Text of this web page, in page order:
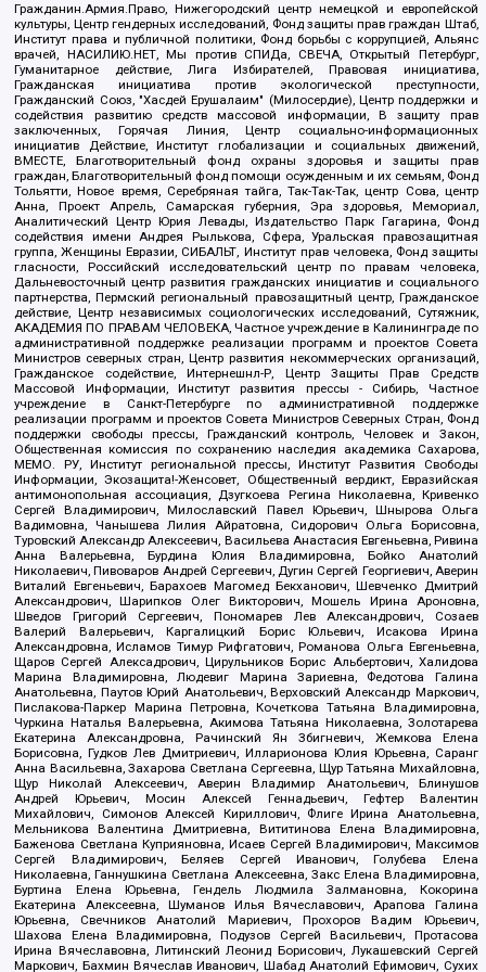
Гражданин.Армия.Право, Нижегородский центр немецкой и европейской
культуры, Центр гендерных исследований, Фонд защиты прав граждан Штаб,
Институт права и публичной политики, Фонд борьбы с коррупцией, Альянс
врачей, НАСИЛИЮ.НЕТ, Мы против СПИДа, СВЕЧА, Открытый Петербург,
Гуманитарное действие, Лига Избирателей, Правовая инициатива,
Гражданская инициатива против экологической преступности,
Гражданский Союз, "Хасдей Ерушалаим" (Милосердие), Центр поддержки и
содействия развитию средств массовой информации, В защиту прав
заключенных, Горячая Линия, Центр социально-информационных
инициатив Действие, Институт глобализации и социальных движений,
ВМЕСТЕ, Благотворительный фонд охраны здоровья и защиты прав
граждан, Благотворительный фонд помощи осужденным и их семьям, Фонд
Тольятти, Новое время, Серебряная тайга, Так-Так-Так, центр Сова, центр
Анна, Проект Апрель, Самарская губерния, Эра здоровья, Мемориал,
Аналитический Центр Юрия Левады, Издательство Парк Гагарина, Фонд
содействия имени Андрея Рылькова, Сфера, Уральская правозащитная
группа, Женщины Евразии, СИБАЛЬТ, Институт прав человека, Фонд защиты
гласности, Российский исследовательский центр по правам человека,
Дальневосточный центр развития гражданских инициатив и социального
партнерства, Пермский региональный правозащитный центр, Гражданское
действие, Центр независимых социологических исследований, Сутяжник,
АКАДЕМИЯ ПО ПРАВАМ ЧЕЛОВЕКА, Частное учреждение в Калининграде по
административной поддержке реализации программ и проектов Совета
Министров северных стран, Центр развития некоммерческих организаций,
Гражданское содействие, Интернешнл-Р, Центр Защиты Прав Средств
Массовой Информации, Институт развития прессы - Сибирь, Частное
учреждение в Санкт-Петербурге по административной поддержке
реализации программ и проектов Совета Министров Северных Стран, Фонд
поддержки свободы прессы, Гражданский контроль, Человек и Закон,
Общественная комиссия по сохранению наследия академика Сахарова,
МЕМО. РУ, Институт региональной прессы, Институт Развития Свободы
Информации, Экозащита!-Женсовет, Общественный вердикт, Евразийская
антимонопольная ассоциация, Дзугкоева Регина Николаевна, Кривенко
Сергей Владимирович, Милославский Павел Юрьевич, Шнырова Ольга
Вадимовна, Чанышева Лилия Айратовна, Сидорович Ольга Борисовна,
Туровский Александр Алексеевич, Васильева Анастасия Евгеньевна, Ривина
Анна Валерьевна, Бурдина Юлия Владимировна, Бойко Анатолий
Николаевич, Пивоваров Андрей Сергеевич, Дугин Сергей Георгиевич, Аверин
Виталий Евгеньевич, Барахоев Магомед Бекханович, Шевченко Дмитрий
Александрович, Шарипков Олег Викторович, Мошель Ирина Ароновна,
Шведов Григорий Сергеевич, Пономарев Лев Александрович, Созаев
Валерий Валерьевич, Каргалицкий Борис Юльевич, Исакова Ирина
Александровна, Исламов Тимур Рифгатович, Романова Ольга Евгеньевна,
Щаров Сергей Алексадрович, Цирульников Борис Альбертович, Халидова
Марина Владимировна, Людевиг Марина Зариевна, Федотова Галина
Анатольевна, Паутов Юрий Анатольевич, Верховский Александр Маркович,
Пислакова-Паркер Марина Петровна, Кочеткова Татьяна Владимировна,
Чуркина Наталья Валерьевна, Акимова Татьяна Николаевна, Золотарева
Екатерина Александровна, Рачинский Ян Збигневич, Жемкова Елена
Борисовна, Гудков Лев Дмитриевич, Илларионова Юлия Юрьевна, Саранг
Анна Васильевна, Захарова Светлана Сергеевна, Щур Татьяна Михайловна,
Щур Николай Алексеевич, Аверин Владимир Анатольевич, Блинушов
Андрей Юрьевич, Мосин Алексей Геннадьевич, Гефтер Валентин
Михайлович, Симонов Алексей Кириллович, Флиге Ирина Анатольевна,
Мельникова Валентина Дмитриевна, Вититинова Елена Владимировна,
Баженова Светлана Куприяновна, Исаев Сергей Владимирович, Максимов
Сергей Владимирович, Беляев Сергей Иванович, Голубева Елена
Николаевна, Ганнушкина Светлана Алексеевна, Закс Елена Владимировна,
Буртина Елена Юрьевна, Гендель Людмила Залмановна, Кокорина
Екатерина Алексеевна, Шуманов Илья Вячеславович, Арапова Галина
Юрьевна, Свечников Анатолий Мариевич, Прохоров Вадим Юрьевич,
Шахова Елена Владимировна, Подузов Сергей Васильевич, Протасова
Ирина Вячеславовна, Литинский Леонид Борисович, Лукашевский Сергей
Маркович, Бахмин Вячеслав Иванович, Шабад Анатолий Ефимович, Сухих